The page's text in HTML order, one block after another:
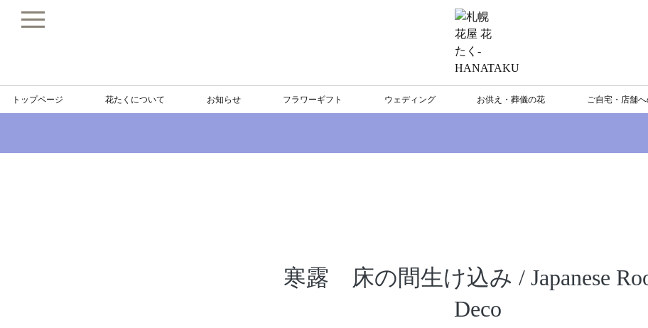
トップページ 花たくについて お知らせ フラワーギフト ウェディング お供え・葬儀の花 ご自宅・店舗
寒露 床の間生け込み / Japanese
Deco